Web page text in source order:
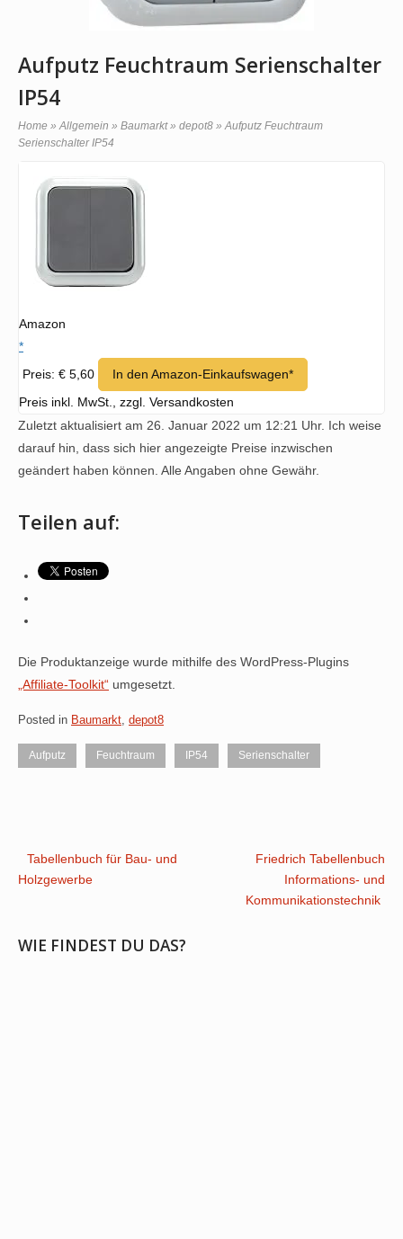
Aufputz Feuchtraum Serienschalter
IP54
Home » Allgemein » Baumarkt » depot8 » Aufputz Feuchtraum
Serienschalter IP54
Amazon
*
Preis: € 5,60
In den Amazon-Einkaufswagen*
Preis inkl. MwSt., zzgl. Versandkosten
Zuletzt aktualisiert am 26. Januar 2022 um 12:21 Uhr. Ich weise
darauf hin, dass sich hier angezeigte Preise inzwischen
geändert haben können. Alle Angaben ohne Gewähr.
Teilen auf:
Die Produktanzeige wurde mithilfe des WordPress-Plugins
„Affiliate-Toolkit“ umgesetzt.
Posted in Baumarkt, depot8
Aufputz Feuchtraum IP54 Serienschalter
Post
Tabellenbuch für Bau- und
Holzgewerbe
Friedrich Tabellenbuch
Informations- und
Kommunikationstechnik
WIE FINDEST DU DAS?